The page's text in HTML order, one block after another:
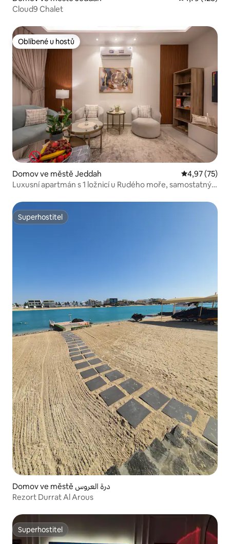
Cloud9 Chalet
Oblíbené u hostů
Oblíbené u hostů
Domov ve městě Jeddah Průměrné
4,97 (75)
Luxusní apartmán s 1 ložnicí u Rudého moře, samostatný
Superhostitel
Superhostitel
Domov ve městě درة العروس
Rezort Durrat Al Arous
Superhostitel
Superhostitel